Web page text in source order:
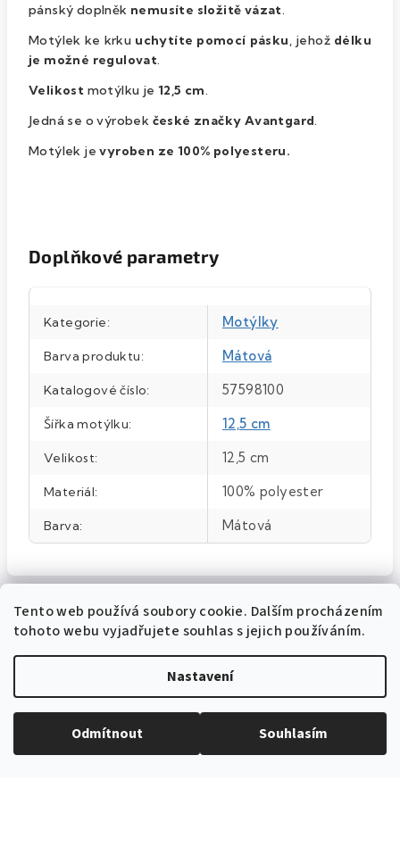
Tento web používá soubory cookie. Dalším procházením
tohoto webu vyjadřujete souhlas s jejich používáním.
Nastavení
Odmítnout Souhlasím
pánský doplněk nemusíte složitě vázat.
Motýlek ke krku uchytíte pomocí pásku, jehož délku
je možné regulovat.
Velikost motýlku je12,5 cm.
Jedná se o výrobek české značky Avantgard.
Motýlek jevyroben ze 100% polyesteru.
Doplňkové parametry
Kategorie: Motýlky
Barva produktu: Mátová
Katalogové číslo: 57598100
Šířka motýlku: 12,5 cm
Velikost: 12,5 cm
Materiál: 100% polyester
Barva: Mátová